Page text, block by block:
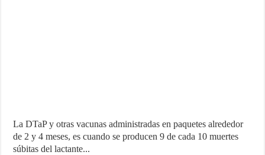
La DTaP y otras vacunas administradas en paquetes alrededor
de 2 y 4 meses, es cuando se producen 9 de cada 10 muertes
súbitas del lactante...